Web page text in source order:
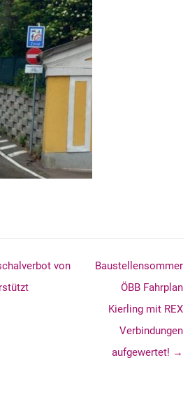
von
Baustellensommer
ÖBB Fahrplan
Kierling mit REX
Verbindungen
aufgewertet! →